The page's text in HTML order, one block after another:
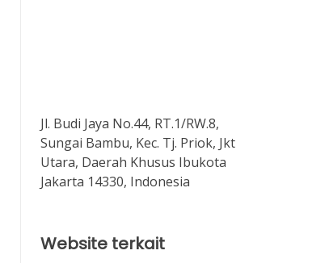
Jl. Budi Jaya No.44, RT.1/RW.8,
Sungai Bambu, Kec. Tj. Priok, Jkt
Utara, Daerah Khusus Ibukota
Jakarta 14330, Indonesia
Website terkait